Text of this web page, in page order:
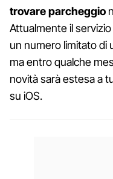
trovare parcheggio
Attualmente il
un numero limitato di
ma entro qualche
novità sarà estesa a
su iOS.